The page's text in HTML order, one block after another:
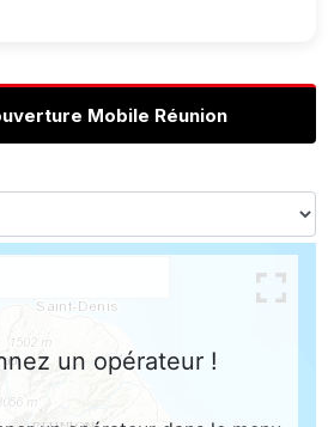
Mobile Réunion